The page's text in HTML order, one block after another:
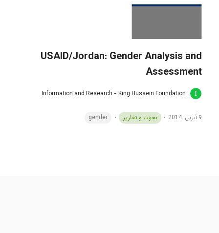
USAID/Jordan: Gender Analysis and
Assessment
Information and Research - King Hussein Foundation
9 أبريل، 2014 بحوث و تقارير gender